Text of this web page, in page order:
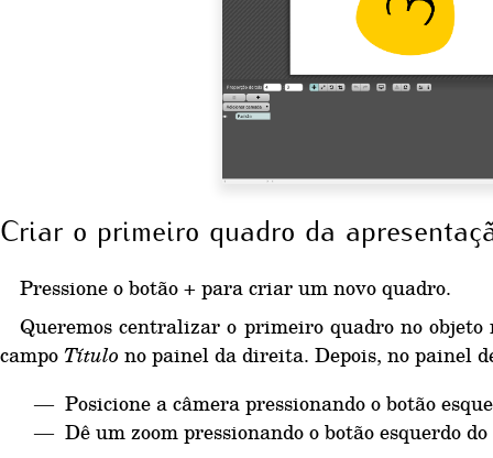
Criar o primeiro quadro da
Pressione o botão+para criar um novo quadro.
Queremos centralizar o primeiro quadro no
campoTítulo no painel da direita. Depois, no painel
Posicione a câmera pressionando o botão
Dê um zoom pressionando o botão esquerdo